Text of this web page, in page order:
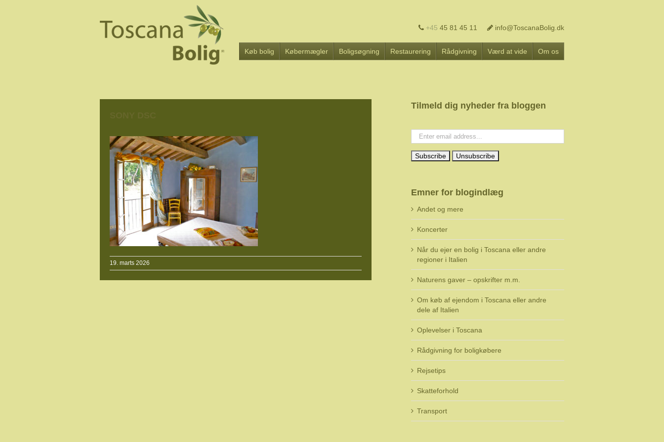
+45 45 81 45 11 info@ToscanaBolig.dk
Køb bolig Købermægler Boligsøgning Restaurering Rådgivning Værd at vide Om os
19. marts 2026
Tilmeld dig nyheder fra bloggen
Emner for blogindlæg
Andet og mere
Koncerter
Når du ejer en bolig i Toscana eller andre
regioner i Italien
Naturens gaver – opskrifter m.m.
Om køb af ejendom i Toscana eller andre
dele af Italien
Oplevelser i Toscana
Rådgivning for boligkøbere
Rejsetips
Skatteforhold
Transport